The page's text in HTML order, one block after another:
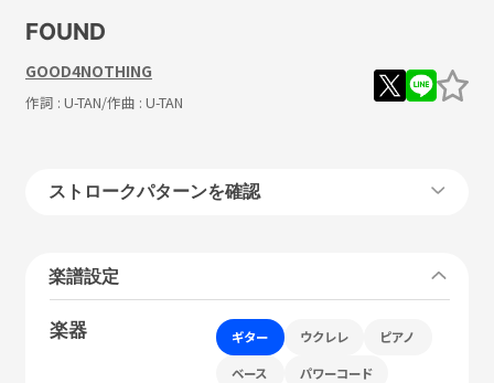
FOUND
GOOD4NOTHING
作詞 : U-TAN/作曲 : U-TAN
ストロークパターンを確認
楽譜設定
楽器 ギター ウクレレ ピアノ
ベース パワーコード